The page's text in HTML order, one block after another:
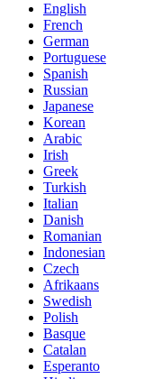
English
French
German
Portuguese
Spanish
Russian
Japanese
Korean
Arabic
Irish
Greek
Turkish
Italian
Danish
Romanian
Indonesian
Czech
Afrikaans
Swedish
Polish
Basque
Catalan
Esperanto